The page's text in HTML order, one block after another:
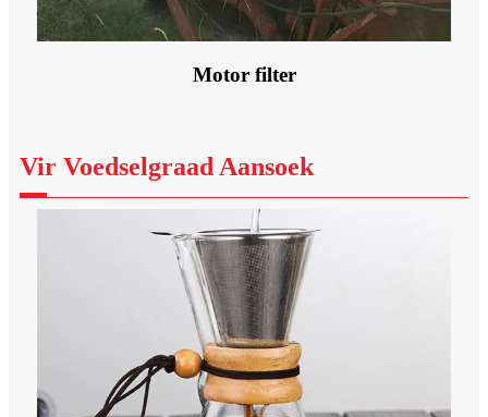
Motor filter
Vir Voedselgraad Aansoek